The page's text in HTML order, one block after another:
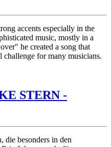
accents especially in the
music, mostly in a
he created a song that
challenge for many musicians.
STERN -
die besonders in den